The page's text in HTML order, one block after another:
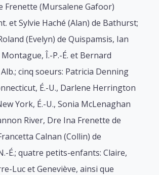
Frenette (Mursalene Gafoor)
et Sylvie Haché (Alan) de Bathurst;
(Evelyn) de Quispamsis, Ian
Î.-P.-É. et Bernard
cinq soeurs: Patricia Denning
É.-U., Darlene Herrington
York, É.-U., Sonia McLenaghan
River, Dre Ina Frenette de
Calnan (Collin) de
É.; quatre petits-enfants: Claire,
Luc et Geneviève, ainsi que